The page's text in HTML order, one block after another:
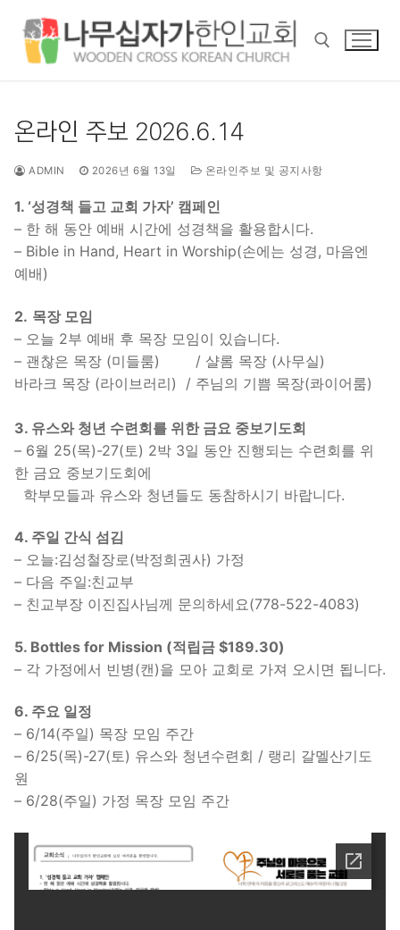
온라인 주보 2026.6.14
ADMIN 2026년 6월 13일 온라인주보 및 공지사항
1. ‘성경책 들고 교회 가자’ 캠페인
– 한 해 동안 예배 시간에 성경책을 활용합시다.
– Bible in Hand, Heart in Worship(손에는 성경, 마음엔
예배)
2. 목장 모임
– 오늘 2부 예배 후 목장 모임이 있습니다.
– 괜찮은 목장 (미들룸)
/ 샬롬 목장 (사무실)
바라크 목장 (라이브러리)
/ 주님의 기쁨 목장(콰이어룸)
3. 유스와 청년 수련회를 위한 금요 중보기도회
– 6월 25(목)-27(토) 2박 3일 동안 진행되는 수련회를 위
한 금요 중보기도회에
학부모들과 유스와 청년들도 동참하시기 바랍니다.
4. 주일 간식 섬김
– 오늘:김성철장로(박정희권사) 가정
– 다음 주일:친교부
– 친교부장 이진집사님께 문의하세요(778-522-4083)
5. Bottles for Mission (적립금 $189.30)
– 각 가정에서 빈병(캔)을 모아 교회로 가져 오시면 됩니다.
6. 주요 일정
– 6/14(주일) 목장 모임 주간
– 6/25(목)-27(토) 유스와 청년수련회 / 랭리 갈멜산기도
원
– 6/28(주일) 가정 목장 모임 주간